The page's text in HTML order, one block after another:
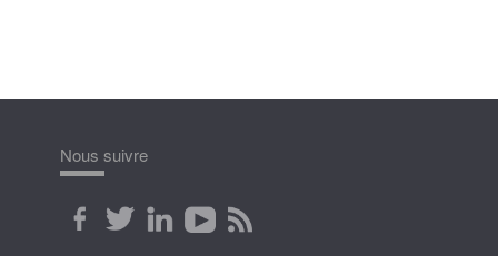
Nous suivre